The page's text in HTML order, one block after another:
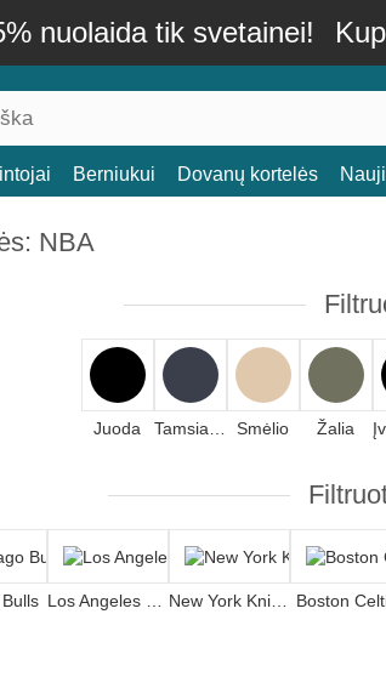
nuolaida tik svetainei!
Berniukui Dovanų kortelės
NBA
Juoda Smėlio Žalia
Los Angeles Lakers New York Knicks Boston